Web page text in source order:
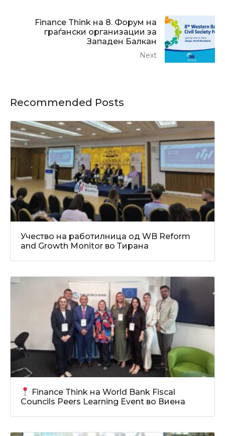
Finance Think на 8. Форум на
граѓански организации за
Западен Балкан
Next
Recommended Posts
Учество на работилница од WB Reform
and Growth Monitor во Тирана
Finance Think на World Bank Fiscal
Councils Peers Learning Event во Виена